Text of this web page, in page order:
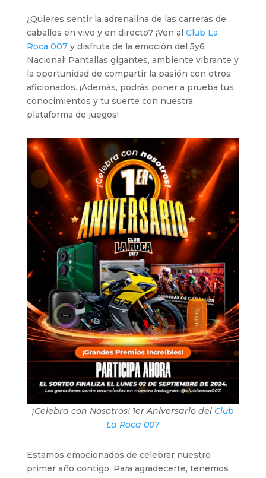
¿Quieres sentir la adrenalina de las carreras de
caballos en vivo y en directo? ¡Ven al Club La
Roca 007y disfruta de la emoción del 5y6
Nacional! Pantallas gigantes, ambiente vibrante y
la oportunidad de compartir la pasión con otros
aficionados. ¡Además, podrás poner a prueba tus
conocimientos y tu suerte con nuestra
plataforma de juegos!
¡Celebra con Nosotros! 1er Aniversario del Club
La Roca 007
Estamos emocionados de celebrar nuestro
primer año contigo. Para agradecerte, tenemos